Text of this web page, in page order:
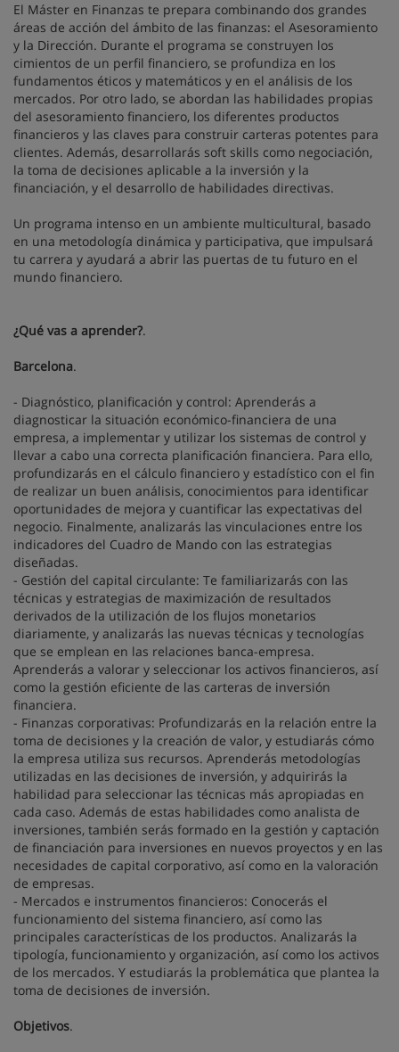
El Máster en Finanzas te prepara combinando dos grandes
áreas de acción del ámbito de las finanzas: el Asesoramiento
y la Dirección. Durante el programa se construyen los
cimientos de un perfil financiero, se profundiza en los
fundamentos éticos y matemáticos y en el análisis de los
mercados. Por otro lado, se abordan las habilidades propias
del asesoramiento financiero, los diferentes productos
financieros y las claves para construir carteras potentes para
clientes. Además, desarrollarás soft skills como negociación,
la toma de decisiones aplicable a la inversión y la
financiación, y el desarrollo de habilidades directivas.
Un programa intenso en un ambiente multicultural, basado
en una metodología dinámica y participativa, que impulsará
tu carrera y ayudará a abrir las puertas de tu futuro en el
mundo financiero.
¿Qué vas a aprender?.
Barcelona.
- Diagnóstico, planificación y control: Aprenderás a
diagnosticar la situación económico-financiera de una
empresa, a implementar y utilizar los sistemas de control y
llevar a cabo una correcta planificación financiera. Para ello,
profundizarás en el cálculo financiero y estadístico con el fin
de realizar un buen análisis, conocimientos para identificar
oportunidades de mejora y cuantificar las expectativas del
negocio. Finalmente, analizarás las vinculaciones entre los
indicadores del Cuadro de Mando con las estrategias
diseñadas.
- Gestión del capital circulante: Te familiarizarás con las
técnicas y estrategias de maximización de resultados
derivados de la utilización de los flujos monetarios
diariamente, y analizarás las nuevas técnicas y tecnologías
que se emplean en las relaciones banca-empresa.
Aprenderás a valorar y seleccionar los activos financieros, así
como la gestión eficiente de las carteras de inversión
financiera.
- Finanzas corporativas: Profundizarás en la relación entre la
toma de decisiones y la creación de valor, y estudiarás cómo
la empresa utiliza sus recursos. Aprenderás metodologías
utilizadas en las decisiones de inversión, y adquirirás la
habilidad para seleccionar las técnicas más apropiadas en
cada caso. Además de estas habilidades como analista de
inversiones, también serás formado en la gestión y captación
de financiación para inversiones en nuevos proyectos y en las
necesidades de capital corporativo, así como en la valoración
de empresas.
- Mercados e instrumentos financieros: Conocerás el
funcionamiento del sistema financiero, así como las
principales características de los productos. Analizarás la
tipología, funcionamiento y organización, así como los activos
de los mercados. Y estudiarás la problemática que plantea la
toma de decisiones de inversión.
Objetivos.